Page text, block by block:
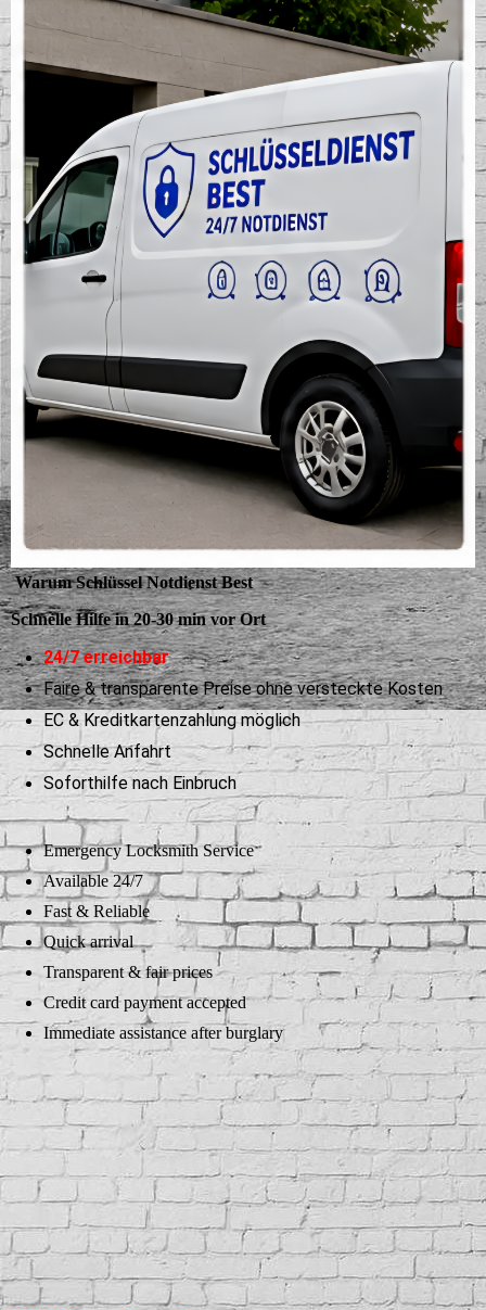
Warum Schlüssel Notdienst Best
Schnelle Hilfe in 20-30 min vor Ort
24/7 erreichbar
Faire & transparente Preise ohne versteckte Kosten
EC & Kreditkartenzahlung möglich
Schnelle Anfahrt
Soforthilfe nach Einbruch
Emergency Locksmith Service
Available 24/7
Fast & Reliable
Quick arrival
Transparent & fair prices
Credit card payment accepted
Immediate assistance after burglary